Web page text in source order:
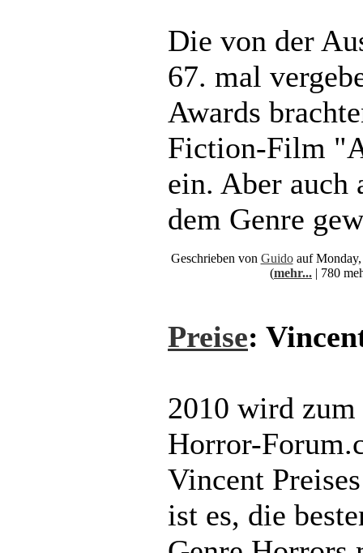
Die von der
67. mal
Awards
Fiction-Film
ein. Aber auch
dem Genre
Geschrieben von Guidoauf Monday,
(mehr... | 780
Preise:
2010 wird
Horror-
Vincent
ist es, die